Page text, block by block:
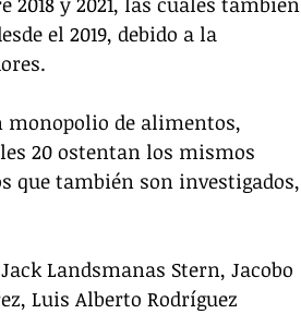
el 2019, debido a la
monopolio de alimentos,
20 ostentan los mismos
que también son investigados,
Landsmanas Stern, Jacobo
Luis Alberto Rodríguez